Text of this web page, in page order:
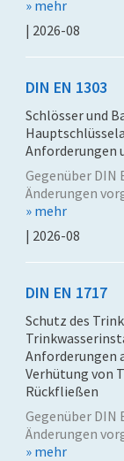
» mehr
| 2026-08
DIN EN 1303
Schlösser und
Anforderungen
Gegenüber DIN
Änderungen
» mehr
| 2026-08
DIN EN 1717
Schutz des
Anforderungen
Verhütung von
Rückfließen
Gegenüber DIN
Änderungen
» mehr